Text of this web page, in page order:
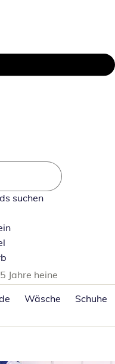
suchen
Jahre heine
Wäsche Schuhe